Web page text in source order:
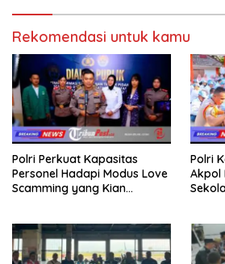
Rekomendasi untuk kamu
Polri Perkuat Kapasitas
Personel Hadapi Modus Love
Scamming yang Kian
Polri
Akpol